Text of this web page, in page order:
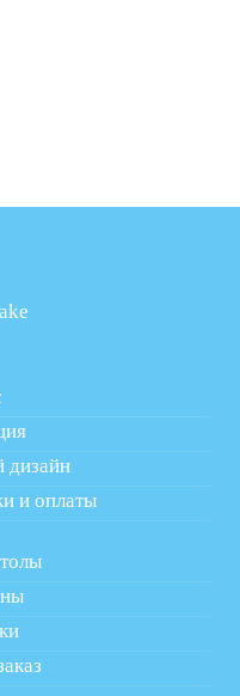
дизайн
и оплаты